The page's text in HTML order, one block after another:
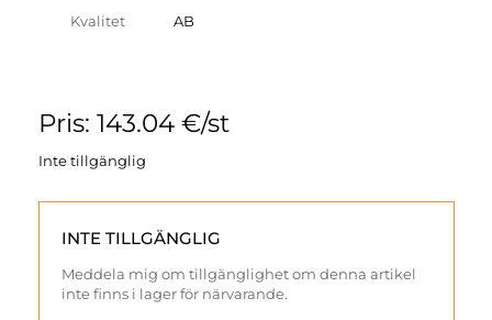
Kvalitet AB
Pris: 143.04 €/st
Inte tillgänglig
INTE TILLGÄNGLIG
Meddela mig om tillgänglighet om denna artikel
inte finns i lager för närvarande.